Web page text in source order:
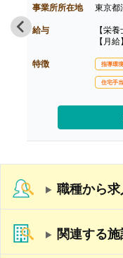
事業所所在地 東京都
給与
【栄
【月
※給与
【賞与
【通勤
（他規
【昇
【退職
特徴 指導環
住宅手
職種から
関連する